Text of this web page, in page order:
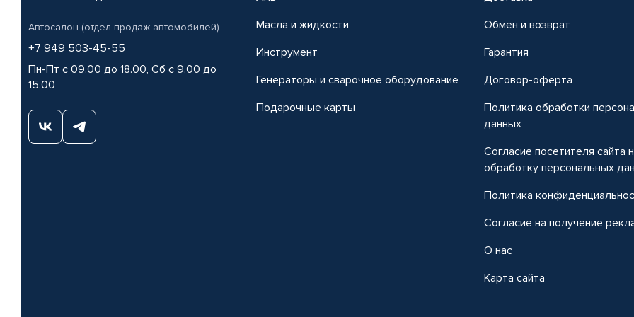
Автосалон (отдел продаж автомобилей)
+7 949 503-45-55
Пн-Пт с 09.00 до 18.00, Сб с 9.00 до
15.00
Масла и жидкости
Инструмент
Генераторы и сварочное оборудование
Подарочные карты
Обмен и возврат
Гарантия
Договор-оферта
Политика обработки
данных
Согласие посетителя сайта
обработку персональных
Политика
Согласие на получение
О нас
Карта сайта